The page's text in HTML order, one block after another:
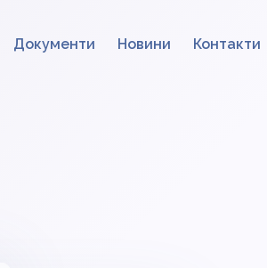
Документи Новини Контакти